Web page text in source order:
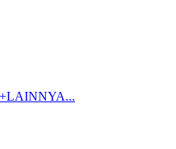
+LAINNYA...